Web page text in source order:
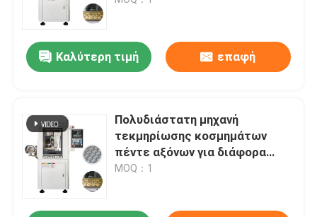
Εργαστήριο οδοντιατρικών CNC Milling Machine
Βιομηχανική μηχανή CNC
Καλύτερη τιμή επαφή
Πολυδιάστατη μηχανή
τεκμηρίωσης κοσμημάτων
πέντε αξόνων για διάφορα
κοσμηματικά υλικά
MOQ：1